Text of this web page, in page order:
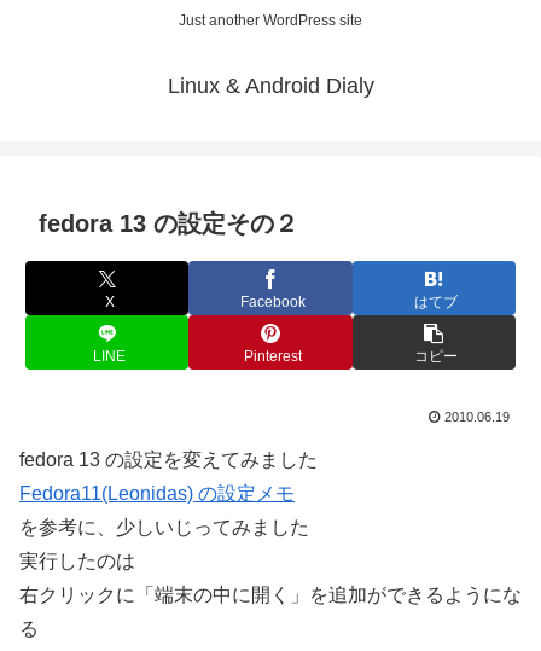
Just another WordPress site
Linux & Android Dialy
fedora 13 の設定その２
X Facebook はてブ
LINE Pinterest コピー
2010.06.19
fedora 13 の設定を変えてみました
Fedora11(Leonidas) の設定メモ
を参考に、少しいじってみました
実行したのは
右クリックに「端末の中に開く」を追加ができるようにな
る